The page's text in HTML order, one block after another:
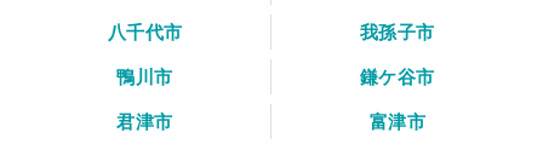
八千代市
我孫子市
鴨川市
鎌ケ谷市
君津市
富津市